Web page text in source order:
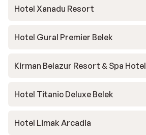
Hotel Xanadu Resort
Hotel Gural Premier Belek
Kirman Belazur Resort & Spa Hotel
Hotel Titanic Deluxe Belek
Hotel Limak Arcadia